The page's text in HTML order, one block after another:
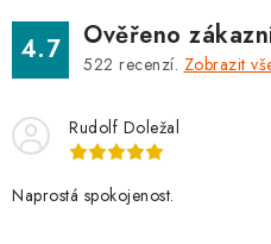
4.7 Ověřeno
522 recenzí. Zobrazit
Rudolf Doležal
Naprostá spokojenost.